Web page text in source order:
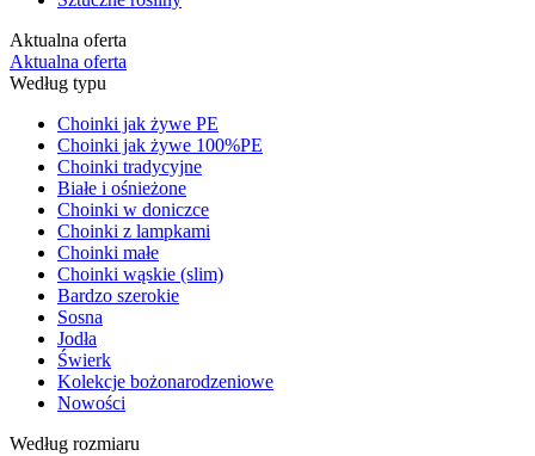
Aktualna oferta
Aktualna oferta
Według typu
Choinki jak żywe PE
Choinki jak żywe 100%PE
Choinki tradycyjne
Białe i ośnieżone
Choinki w doniczce
Choinki z lampkami
Choinki małe
Choinki wąskie (slim)
Bardzo szerokie
Sosna
Jodła
Świerk
Kolekcje bożonarodzeniowe
Nowości
Według rozmiaru